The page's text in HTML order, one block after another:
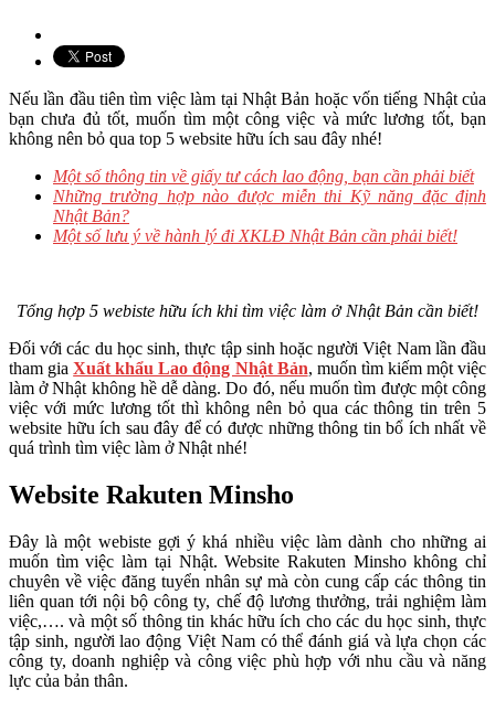
Nếu lần đầu tiên tìm việc làm tại Nhật Bản hoặc vốn tiếng Nhật của
bạn chưa đủ tốt, muốn tìm một công việc và mức lương tốt, bạn
không nên bỏ qua top 5 website hữu ích sau đây nhé!
Một số thông tin về giấy tư cách lao động, bạn cần phải biết
Những trường hợp nào được miễn thi Kỹ năng đặc định
Nhật Bản?
Một số lưu ý về hành lý đi XKLĐ Nhật Bản cần phải biết!
Tổng hợp 5 webiste hữu ích khi tìm việc làm ở Nhật Bản cần biết!
Đối với các du học sinh, thực tập sinh hoặc người Việt Nam lần đầu
tham giaXuất khẩu Lao động Nhật Bản, muốn tìm kiếm một việc
làm ở Nhật không hề dễ dàng. Do đó, nếu muốn tìm được một công
việc với mức lương tốt thì không nên bỏ qua các thông tin trên 5
website hữu ích sau đây để có được những thông tin bổ ích nhất về
quá trình tìm việc làm ở Nhật nhé!
Website Rakuten Minsho
Đây là một webiste gợi ý khá nhiều việc làm dành cho những ai
muốn tìm việc làm tại Nhật. Website Rakuten Minsho không chỉ
chuyên về việc đăng tuyển nhân sự mà còn cung cấp các thông tin
liên quan tới nội bộ công ty, chế độ lương thưởng, trải nghiệm làm
việc,…. và một số thông tin khác hữu ích cho các du học sinh, thực
tập sinh, người lao động Việt Nam có thể đánh giá và lựa chọn các
công ty, doanh nghiệp và công việc phù hợp với nhu cầu và năng
lực của bản thân.